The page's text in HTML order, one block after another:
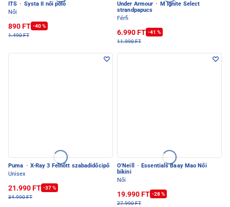
ITS · Systa II női póló
Női
890 FT -40 %
1.490 FT
Under Armour ·
M Ignite Select
strandpapucs
Férfi
6.990 FT -41 %
11.990 FT
Puma · X-Ray 3 Felnőtt szabadidőcipő
Unisex
21.990 FT -37 %
34.990 FT
O'Neill · Essentials Baay Mao Női
bikini
Női
19.990 FT -28 %
27.990 FT